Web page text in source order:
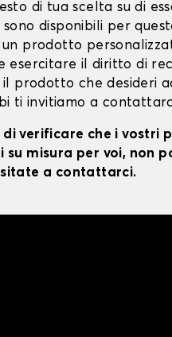
di tua scelta su di
disponibili per
un prodotto
esercitare il diritto di
prodotto che desideri
ti invitiamo a
verificare che i vostri
su misura per voi, non
a contattarci.